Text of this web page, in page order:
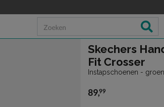
Skechers
Fit Crosser
Instapschoenen - groen
€ 89,99
89,99